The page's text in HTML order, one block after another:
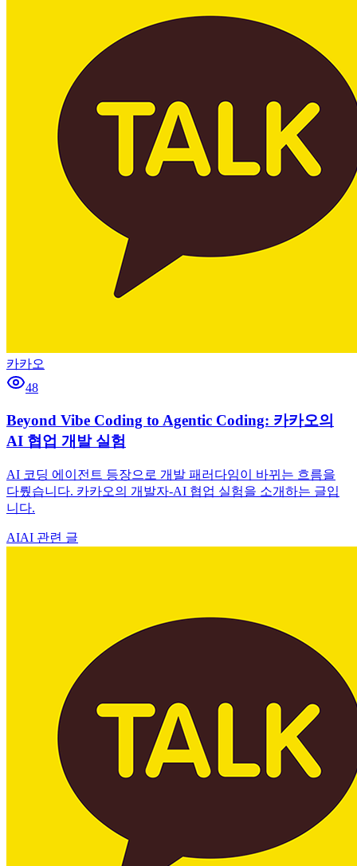
카카오
48
Beyond Vibe Coding to Agentic Coding: 카카오의
AI 협업 개발 실험
AI 코딩 에이전트 등장으로 개발 패러다임이 바뀌는 흐름을
다뤘습니다. 카카오의 개발자-AI 협업 실험을 소개하는 글입
니다.
AIAI 관련 글